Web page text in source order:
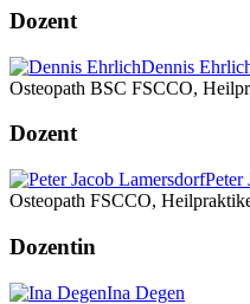
Dozent
Dennis
Osteopath BSC FSCCO,
Dozent
Peter
Osteopath FSCCO,
Dozentin
Ina Degen